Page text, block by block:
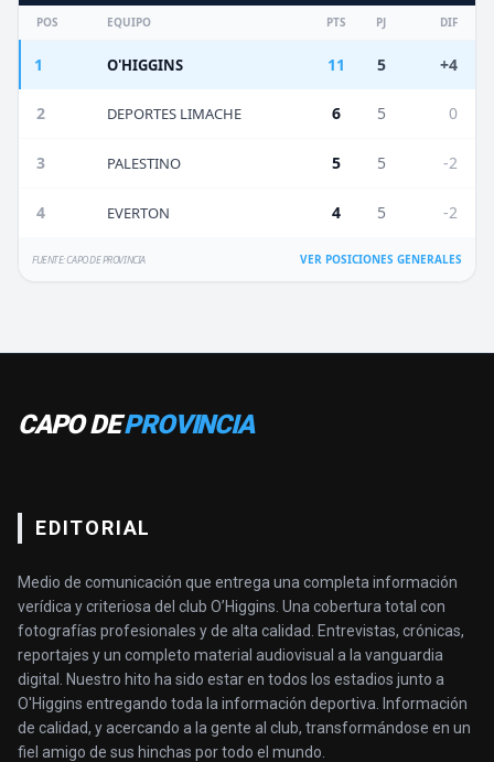
POS EQUIPO PTS PJ DIF
1 O'HIGGINS 11 5 +4
2 DEPORTES LIMACHE 6 5 0
3 PALESTINO 5 5 -2
4 EVERTON 4 5 -2
FUENTE: CAPO DE PROVINCIA VER POSICIONES GENERALES
CAPO DEPROVINCIA
EDITORIAL
Medio de comunicación que entrega una completa información
verídica y criteriosa del club O’Higgins. Una cobertura total con
fotografías profesionales y de alta calidad. Entrevistas, crónicas,
reportajes y un completo material audiovisual a la vanguardia
digital. Nuestro hito ha sido estar en todos los estadios junto a
O'Higgins entregando toda la información deportiva. Información
de calidad, y acercando a la gente al club, transformándose en un
fiel amigo de sus hinchas por todo el mundo.